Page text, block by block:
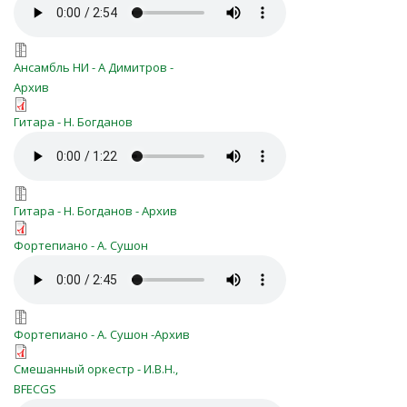
Ансамбль НИ - А Димитров -
Архив
Гитара - Н. Богданов
Гитара - Н. Богданов - Архив
kak_prekrasny_vverhu_pno.pdf
Фортепиано - А. Сушон
kak_prekrasny_pno.mp3
kak_prekrasny_vverhu_pno.zip
Фортепиано - А. Сушон -Архив
Смешанный оркестр - И.В.Н.,
BFECGS